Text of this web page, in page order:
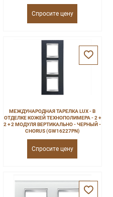
Спросите цену
МЕЖДУНАРОДНАЯ ТАРЕЛКА LUX - В
ОТДЕЛКЕ КОЖЕЙ ТЕХНОПОЛИМЕРА - 2 +
2 + 2 МОДУЛЯ ВЕРТИКАЛЬНО - ЧЕРНЫЙ -
CHORUS (GW16227PN)
Спросите цену